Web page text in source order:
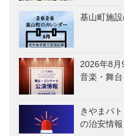
基山町施
2026年8月
音楽・舞
きやまパ
の治安情報